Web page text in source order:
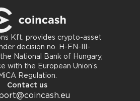
Kft. provides crypto-asset
decision no. H-EN-III-
National Bank of Hungary,
with the European Union’s
MiCA Regulation.
Contact us